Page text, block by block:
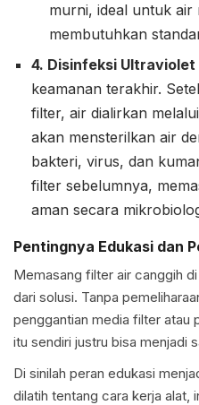
murni, ideal untuk air
membutuhkan
4. Disinfeksi Ultraviolet
keamanan terakhir.
filter, air dialirkan
akan mensterilkan air
bakteri, virus, dan
filter sebelumnya,
aman secara
Pentingnya Edukasi dan
Memasang filter air canggih
dari solusi. Tanpa
penggantian media filter atau
itu sendiri justru bisa menjadi
Di sinilah peran edukasi
dilatih tentang cara kerja alat,